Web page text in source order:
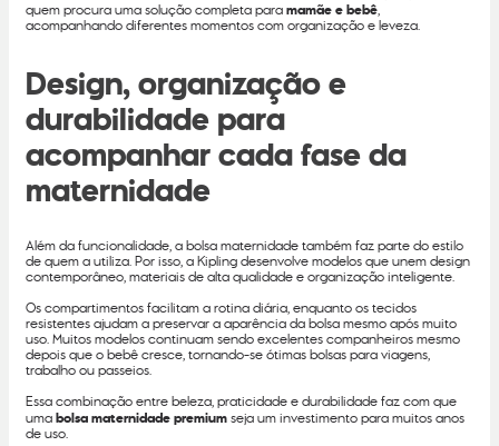
quem procura uma solução completa paramamãe e bebê,
acompanhando diferentes momentos com organização e leveza.
Design, organização e
durabilidade para
acompanhar cada fase da
maternidade
Além da funcionalidade, a bolsa maternidade também faz parte do estilo
de quem a utiliza. Por isso, a Kipling desenvolve modelos que unem design
contemporâneo, materiais de alta qualidade e organização inteligente.
Os compartimentos facilitam a rotina diária, enquanto os tecidos
resistentes ajudam a preservar a aparência da bolsa mesmo após muito
uso. Muitos modelos continuam sendo excelentes companheiros mesmo
depois que o bebê cresce, tornando-se ótimas bolsas para viagens,
trabalho ou passeios.
Essa combinação entre beleza, praticidade e durabilidade faz com que
umabolsa maternidade premiumseja um investimento para muitos anos
de uso.